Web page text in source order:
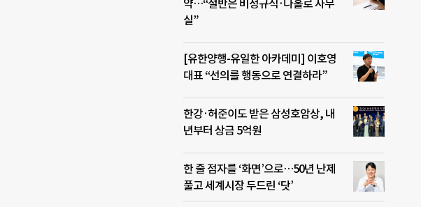
약…“절반은 비정규직·나홀로 사무
실”
[유한양행-유일한 아카데미] 이호영
대표 “선의를 행동으로 연결하라”
한강·허준이도 받은 삼성호암상, 내
년부터 상금 5억원
한 줄 점자를 ‘화면’으로…50년 난제
풀고 세계시장 두드린 ‘닷’